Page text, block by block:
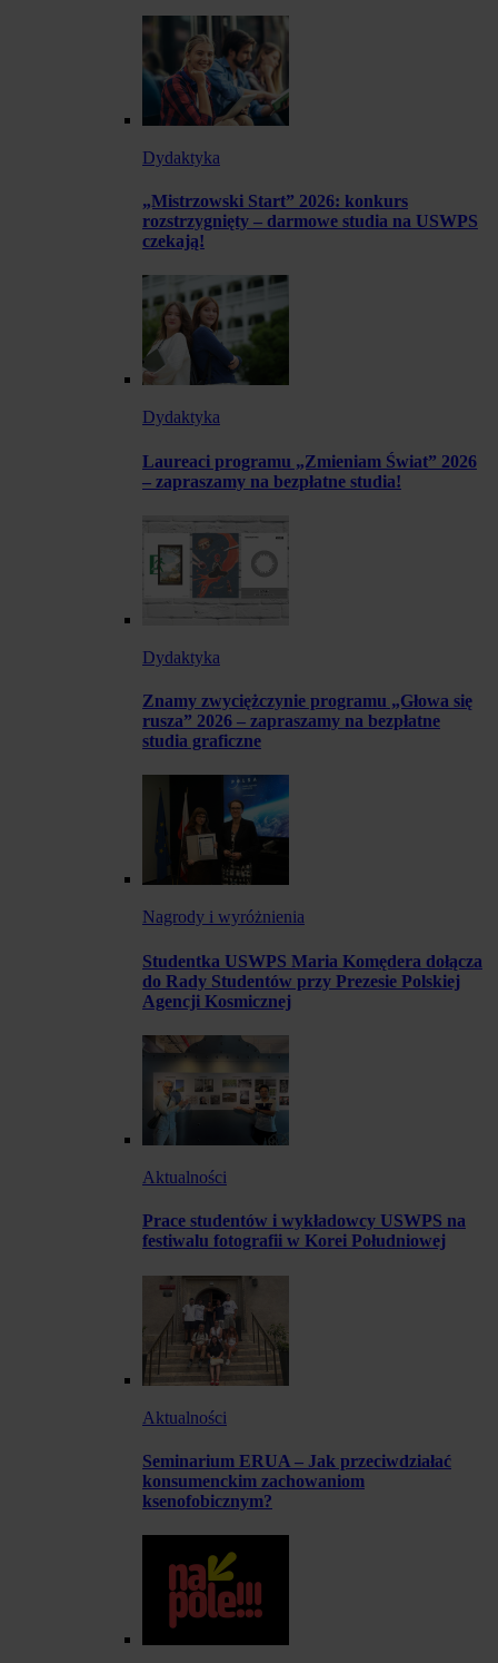
Dydaktyka
„Mistrzowski Start” 2026: konkurs
rozstrzygnięty – darmowe studia na USWPS
czekają!
Dydaktyka
Laureaci programu „Zmieniam Świat” 2026
– zapraszamy na bezpłatne studia!
Dydaktyka
Znamy zwyciężczynie programu „Głowa się
rusza” 2026 – zapraszamy na bezpłatne
studia graficzne
Nagrody i wyróżnienia
Studentka USWPS Maria Komędera dołącza
do Rady Studentów przy Prezesie Polskiej
Agencji Kosmicznej
Aktualności
Prace studentów i wykładowcy USWPS na
festiwalu fotografii w Korei Południowej
Aktualności
Seminarium ERUA – Jak przeciwdziałać
konsumenckim zachowaniom
ksenofobicznym?